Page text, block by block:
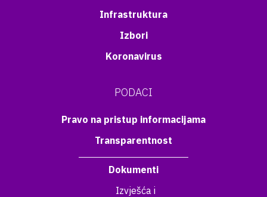
Infrastruktura
Izbori
Koronavirus
PODACI
Pravo na pristup informacijama
Transparentnost
Dokumenti
Izvješća i